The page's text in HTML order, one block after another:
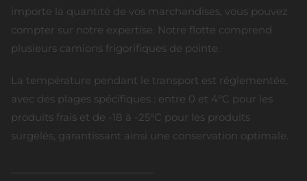
importe la quantité de vos marchandises, vous pouvez
compter sur notre expertise. Notre flotte comprend
plusieurs camions frigorifiques de pointe.
La température pendant le transport est réglementée,
avec des plages spécifiques : entre 0 et 4°C pour les
produits frais et de -18 à -25°C pour les produits
surgelés, garantissant ainsi une conservation optimale.